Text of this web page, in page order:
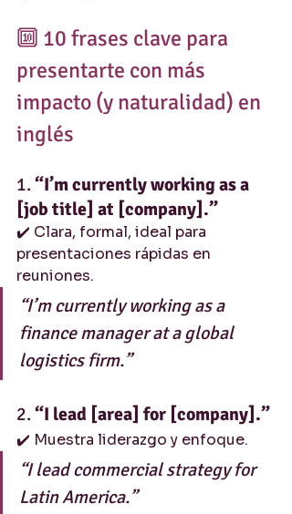
🔟 10 frases clave para
presentarte con más
impacto (y naturalidad) en
inglés
1. “I’m currently working as a
[job title] at [company].”
✔️ Clara, formal, ideal para
presentaciones rápidas en
reuniones.
“I’m currently working as a
finance manager at a global
logistics firm.”
2. “I lead [area] for [company].”
✔️ Muestra liderazgo y enfoque.
“I lead commercial strategy for
Latin America.”